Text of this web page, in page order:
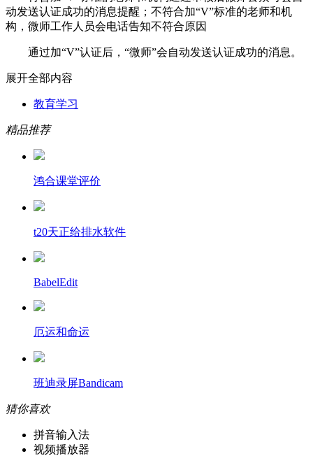
动发送认证成功的消息提醒；不符合加“V”标准的老师和机
构，微师工作人员会电话告知不符合原因
通过加“V”认证后，“微师”会自动发送认证成功的消息。
展开全部内容
教育学习
精品推荐
鸿合课堂评价
t20天正给排水软件
BabelEdit
厄运和命运
班迪录屏Bandicam
猜你喜欢
拼音输入法
视频播放器